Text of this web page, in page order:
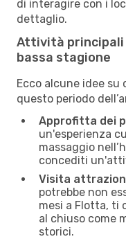
di interagire con i
dettaglio.
Attività principali
bassa stagione
Ecco alcune idee
questo periodo
Approfitta dei
un'esperienza
massaggio
concediti
Visita
potrebbe non
mesi a Flotta, ti
al chiuso come
storici.